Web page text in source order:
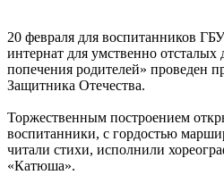
20 февраля для воспитанников
интернат для умственно отсталых
попечения родителей» проведен
Защитника Отечества.
Торжественным построением
воспитанники, с гордостью
читали стихи, исполнили
«Катюша».